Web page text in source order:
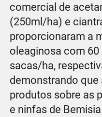
comercial de
(250ml/ha) e
proporcionaram a
oleaginosa com
sacas/ha,
demonstrando
produtos sobre as
e ninfas de